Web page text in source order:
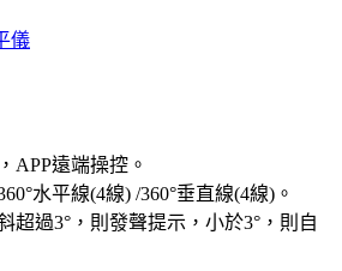
儀
APP遠端操控。
水平線(4線) /360°垂直線(4線)。
超過3°，則發聲提示，小於3°，則自